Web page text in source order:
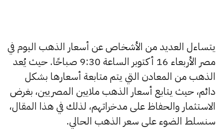
يتساءل العديد من الأشخاص عن أسعار الذهب اليوم في
مصر الأربعاء 16 أكتوبر الساعة 9:30 صباحًا. حيث يُعد
الذهب من المعادن التي يتم متابعة أسعارها بشكل
دائم، حيث يتابع أسعار الذهب ملايين المصريين، بغرض
الاستثمار والحفاظ على مدخراتهم، لذلك في هذا المقال،
سنسلط الضوء على سعر الذهب الحالي.